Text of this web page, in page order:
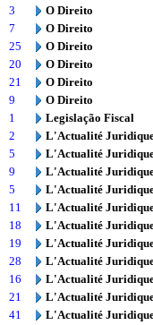
3
O Direito
7
O Direito
25
O Direito
20
O Direito
21
O Direito
9
O Direito
1
Legislação Fiscal
2
L'Actualité
5
L'Actualité
9
L'Actualité
5
L'Actualité
11
L'Actualité
18
L'Actualité
19
L'Actualité
28
L'Actualité
16
L'Actualité
21
L'Actualité
41
L'Actualité